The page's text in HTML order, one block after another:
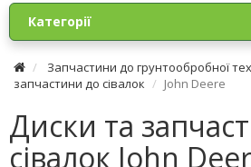
Категорії
Запчастини до грунтообробної
запчастини до сівалок
John Deere
Диски та
сівалок John